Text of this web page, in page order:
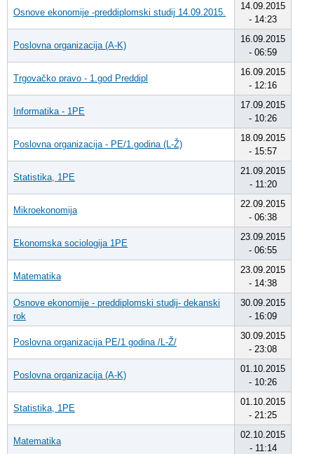
Osnove ekonomije -preddiplomski studij 14.09.2015.
14.09.2015
- 14:23
Poslovna organizacija (A-K)
16.09.2015
- 06:59
Trgovačko pravo - 1.god Preddipl
16.09.2015
- 12:16
Informatika - 1PE
17.09.2015
- 10:26
Poslovna organizacija - PE/1.godina (L-Ž)
18.09.2015
- 15:57
Statistika, 1PE
21.09.2015
- 11:20
Mikroekonomija
22.09.2015
- 06:38
Ekonomska sociologija 1PE
23.09.2015
- 06:55
Matematika
23.09.2015
- 14:38
Osnove ekonomije - preddiplomski studij- dekanski
rok
30.09.2015
- 16:09
Poslovna organizacija PE/1 godina /L-Ž/
30.09.2015
- 23:08
Poslovna organizacija (A-K)
01.10.2015
- 10:26
Statistika, 1PE
01.10.2015
- 21:25
Matematika
02.10.2015
- 11:14